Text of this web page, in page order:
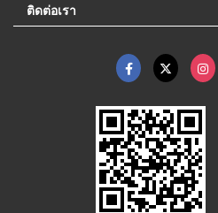
ติดต่อเรา